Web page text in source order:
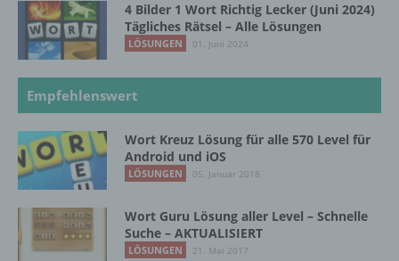
4 Bilder 1 Wort Richtig Lecker (Juni 2024)
Tägliches Rätsel – Alle Lösungen
LÖSUNGEN 01. Juni 2024
Empfehlenswert
Wort Kreuz Lösung für alle 570 Level für
Android und iOS
LÖSUNGEN 05. Januar 2018
Wort Guru Lösung aller Level – Schnelle
Suche – AKTUALISIERT
LÖSUNGEN 21. Mai 2017
juristische Person, Behörde, Einrichtung
oder andere Stelle, die allein oder
gemeinsam mit anderen über die Zwecke
Sind die Zwecke und Mittel dieser
das Recht der Mitgliedstaaten vorgegeben,
so kann der Verantwortliche
beziehungsweise können die bestimmten
Kriterien seiner Benennung nach dem
Unionsrecht oder dem Recht der
Mitgliedstaaten vorgesehen werden.